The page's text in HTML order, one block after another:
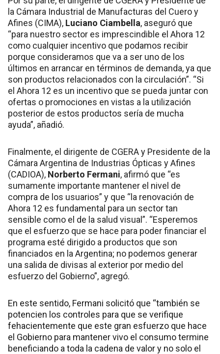
la Cámara Industrial de Manufacturas del Cuero y
Afines (CIMA), Luciano Ciambella, aseguró que
“para nuestro sector es imprescindible el Ahora 12
como cualquier incentivo que podamos recibir
porque consideramos que va a ser uno de los
últimos en arrancar en términos de demanda, ya que
son productos relacionados con la circulación”. “Si
el Ahora 12 es un incentivo que se pueda juntar con
ofertas o promociones en vistas a la utilización
posterior de estos productos sería de mucha
ayuda”, añadió.
Finalmente, el dirigente de CGERA y Presidente de la
Cámara Argentina de Industrias Ópticas y Afines
(CADIOA), Norberto Fermani, afirmó que “es
sumamente importante mantener el nivel de
compra de los usuarios” y que “la renovación de
Ahora 12 es fundamental para un sector tan
sensible como el de la salud visual”. “Esperemos
que el esfuerzo que se hace para poder financiar el
programa esté dirigido a productos que son
financiados en la Argentina; no podemos generar
una salida de divisas al exterior por medio del
esfuerzo del Gobierno”, agregó.
En este sentido, Fermani solicitó que “también se
potencien los controles para que se verifique
fehacientemente que este gran esfuerzo que hace
el Gobierno para mantener vivo el consumo termine
beneficiando a toda la cadena de valor y no solo el